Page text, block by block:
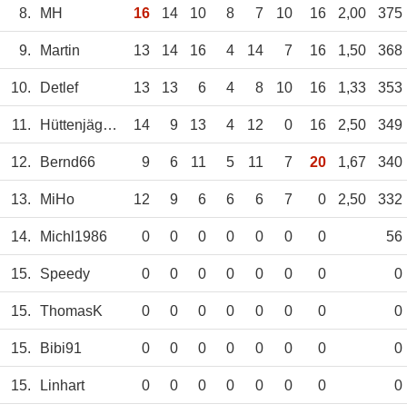
8. MH 16 14 10 8 7 10 16 2,00 375
9. Martin 13 14 16 4 14 7 16 1,50 368
10. Detlef 13 13 6 4 8 10 16 1,33 353
11. Hüttenjäger2000 14 9 13 4 12 0 16 2,50 349
12. Bernd66 9 6 11 5 11 7 20 1,67 340
13. MiHo 12 9 6 6 6 7 0 2,50 332
14. Michl1986 0 0 0 0 0 0 0 56
15. Speedy 0 0 0 0 0 0 0 0
15. ThomasK 0 0 0 0 0 0 0 0
15. Bibi91 0 0 0 0 0 0 0 0
15. Linhart 0 0 0 0 0 0 0 0